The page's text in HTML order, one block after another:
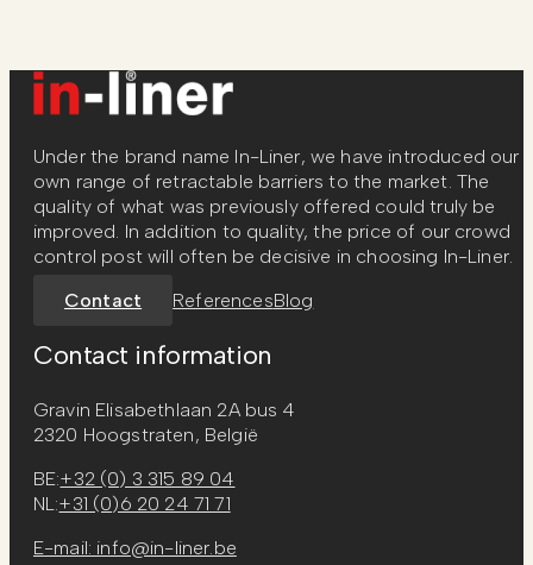
Under the brand name In-Liner, we have introduced our
own range of retractable barriers to the market. The
quality of what was previously offered could truly be
improved. In addition to quality, the price of our crowd
control post will often be decisive in choosing In-Liner.
Contact
ReferencesBlog
Contact information
Gravin Elisabethlaan 2A bus 4
2320 Hoogstraten, België
BE:+32 (0) 3 315 89 04
NL:+31 (0)6 20 24 71 71
E-mail: info@in-liner.be